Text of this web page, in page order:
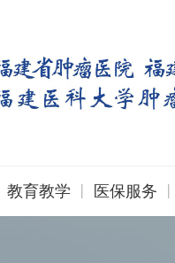
教育教学 | 医保服务 |